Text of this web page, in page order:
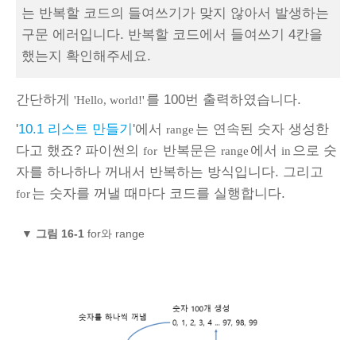
는 반복할 코드의 들여쓰기가 맞지 않아서 발생하는
구문 에러입니다. 반복할 코드에서 들여쓰기 4칸을
했는지 확인해주세요.
간단하게 'Hello, world!' 를 100번 출력하였습니다.
'10.1 리스트 만들기 '에서 range 는 연속된 숫자 생성한
다고 했죠? 파이썬의 for 반복문은 range 에서 in 으로 숫
자를 하나하나 꺼내서 반복하는 방식입니다. 그리고
for는 숫자를 꺼낼 때마다 코드를 실행합니다.
▼ 그림 16-1for와 range